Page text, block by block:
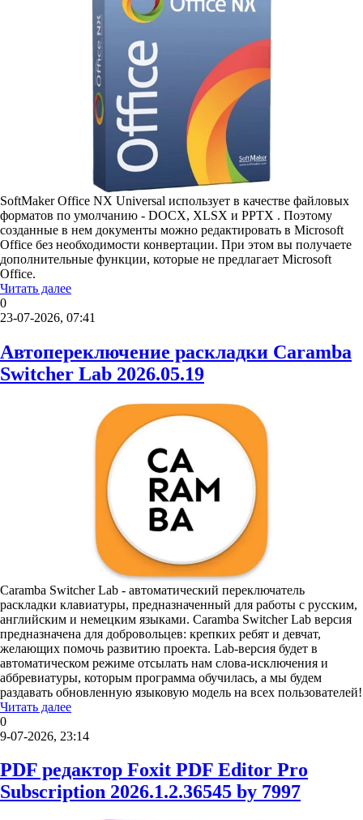
SoftMaker Office NX Universal использует в качестве файловых
форматов по умолчанию - DOCX, XLSX и PPTX . Поэтому
созданные в нем документы можно редактировать в Microsoft
Office без необходимости конвертации. При этом вы получаете
дополнительные функции, которые не предлагает Microsoft
Office.
Читать далее
0
23-07-2026, 07:41
Автопереключение раскладки Caramba
Switcher Lab 2026.05.19
Caramba Switcher Lab - автоматический переключатель
раскладки клавиатуры, предназначенный для работы с русским,
английским и немецким языками. Caramba Switcher Lab версия
предназначена для добровольцев: крепких ребят и девчат,
желающих помочь развитию проекта. Lab-версия будет в
автоматическом режиме отсылать нам слова-исключения и
аббревиатуры, которым программа обучилась, а мы будем
раздавать обновленную языковую модель на всех пользователей!
Читать далее
0
9-07-2026, 23:14
PDF редактор Foxit PDF Editor Pro
Subscription 2026.1.2.36545 by 7997